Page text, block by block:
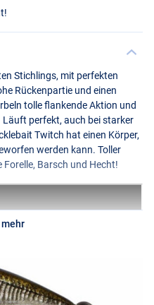
Stichlings, mit perfekten
Rückenpartie und einen
tolle flankende Aktion und
perfekt, auch bei starker
Twitch hat einen Körper,
werden kann. Toller
Barsch und Hecht!